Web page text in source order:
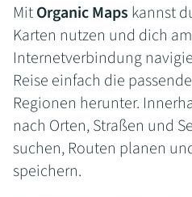
MitOrganic Maps kannst
Karten nutzen und dich
Internetverbindung
Reise einfach die
Regionen herunter.
nach Orten, Straßen und
suchen, Routen planen
speichern.